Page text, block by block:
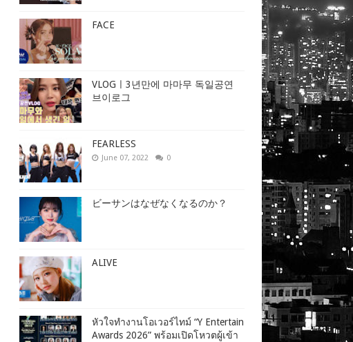
FACE
VLOGㅣ3년만에 마마무 독일공연
브이로그
FEARLESS
June 07, 2022 0
ビーサンはなぜなくなるのか？
ALIVE
หัวใจทำงานโอเวอร์ไทม์ “Y Entertain
Awards 2026” พร้อมเปิดโหวตผู้เข้า